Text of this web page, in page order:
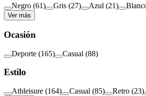
Negro (61) Gris (27) Azul (21)
Ver más
Ocasión
Deporte (165) Casual (88)
Estilo
Athleisure (164) Casual (85) Retro (23)